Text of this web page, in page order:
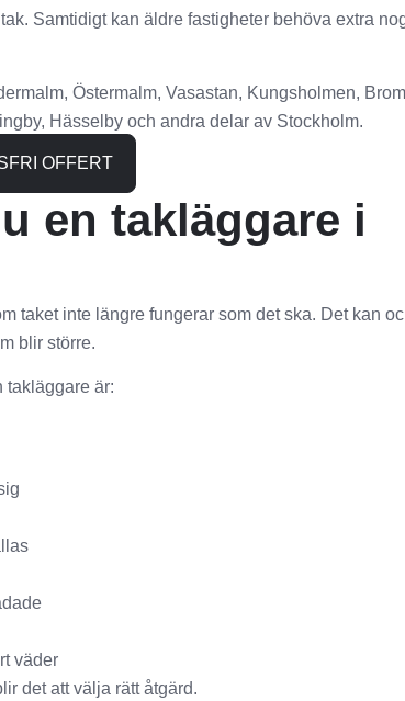
Samtidigt kan äldre fastigheter behöva extra
Östermalm, Vasastan, Kungsholmen,
Hässelby och andra delar av Stockholm.
OFFERT
en takläggare i
taket inte längre fungerar som det ska. Det kan
blir större.
takläggare är:
väder
det att välja rätt åtgärd.